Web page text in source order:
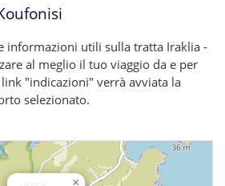
informazioni utili sulla tratta Iraklia -
al meglio il tuo viaggio da e per
link "indicazioni" verrà avviata la
selezionato.
×